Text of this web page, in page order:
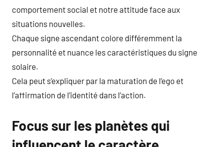
comportement social et notre attitude face aux
situations nouvelles.
Chaque signe ascendant colore différemment la
personnalité et nuance les caractéristiques du signe
solaire.
Cela peut s’expliquer par la maturation de l’ego et
l’affirmation de l’identité dans l’action.
Focus sur les planètes qui